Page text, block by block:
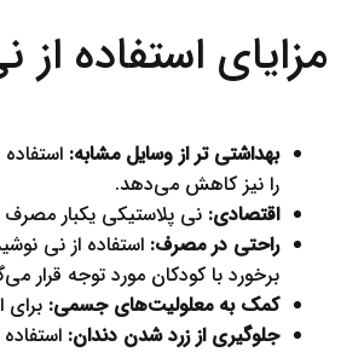
مزایای استفاده
بهداشتی تر از وسایل مشابه:
را نیز کاهش می‌دهد.
اقتصادی: نی پلاستیکی یکبار
راحتی در مصرف: استفاده از نی
برخورد با کودکان مورد توجه قرار
کمک به معلولیت‌های جسمی:
جلوگیری از زرد شدن دندان: